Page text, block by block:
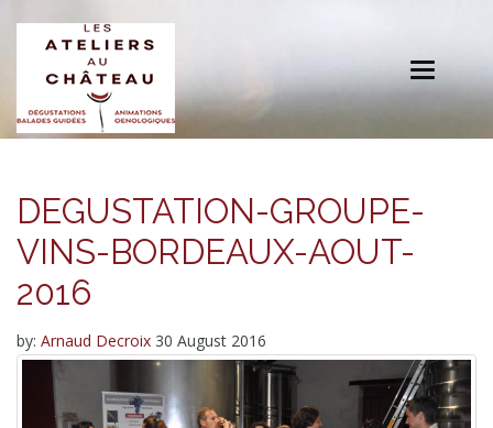
Toggle
DEGUSTATION-GROUPE-
VINS-BORDEAUX-AOUT-
2016
by: Arnaud Decroix 30 August 2016